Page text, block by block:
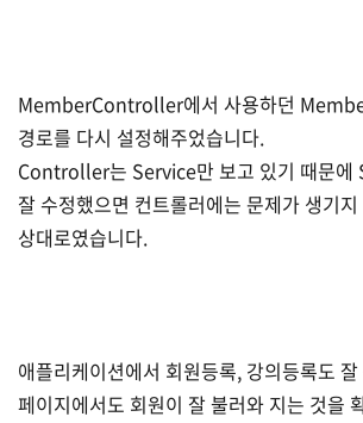
MemberController에서 사용하던
경로를 다시 설정해주었습니다.
Controller는 Service만 보고 있기 때문에
잘 수정했으면 컨트롤러에는 문제가 생기
상대로였습니다.
애플리케이션에서 회원등록, 강의등록도
페이지에서도 회원이 잘 불러와 지는 것을